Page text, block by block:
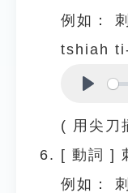
例如：
tshiah
( 用尖刀
[ 動詞 ]
例如：